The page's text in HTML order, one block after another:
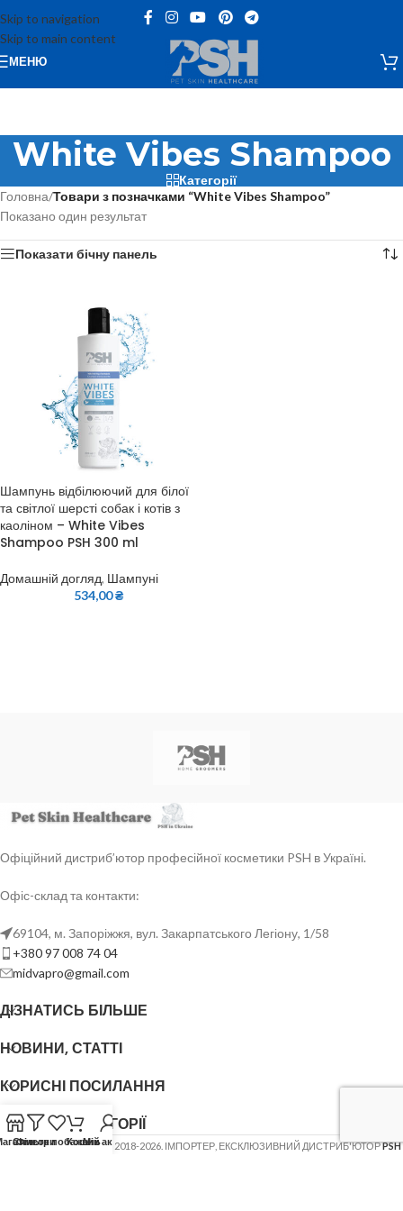
Skip to navigation
Skip to main content
МЕНЮ
White Vibes Shampoo
Категорії
Головна/Товари з позначками “White Vibes Shampoo”
Показано один результат
Показати бічну панель
Шампунь відбілюючий для білої
та світлої шерсті собак і котів з
каоліном – White Vibes
Shampoo PSH 300 ml
Домашній догляд, Шампуні
534,00₴
Офіційний дистриб’ютор професійної косметики PSH в Україні.
Офіс-склад та контакти:
69104, м. Запоріжжя, вул. Закарпатського Легіону, 1/58
+380 97 008 74 04
midvapro@gmail.com
ДІЗНАТИСЬ БІЛЬШЕ
НОВИНИ, СТАТТІ
КОРИСНІ ПОСИЛАННЯ
ОСНОВНІ КАТЕГОРІЇ
ФОП ШОВГЕНЮК Ю.В. 2018-2026. ІМПОРТЕР, ЕКСКЛЮЗИВНИЙ ДИСТРИБ'ЮТОРPSH
Фільтри
Список побажань
КошикМій акаунт